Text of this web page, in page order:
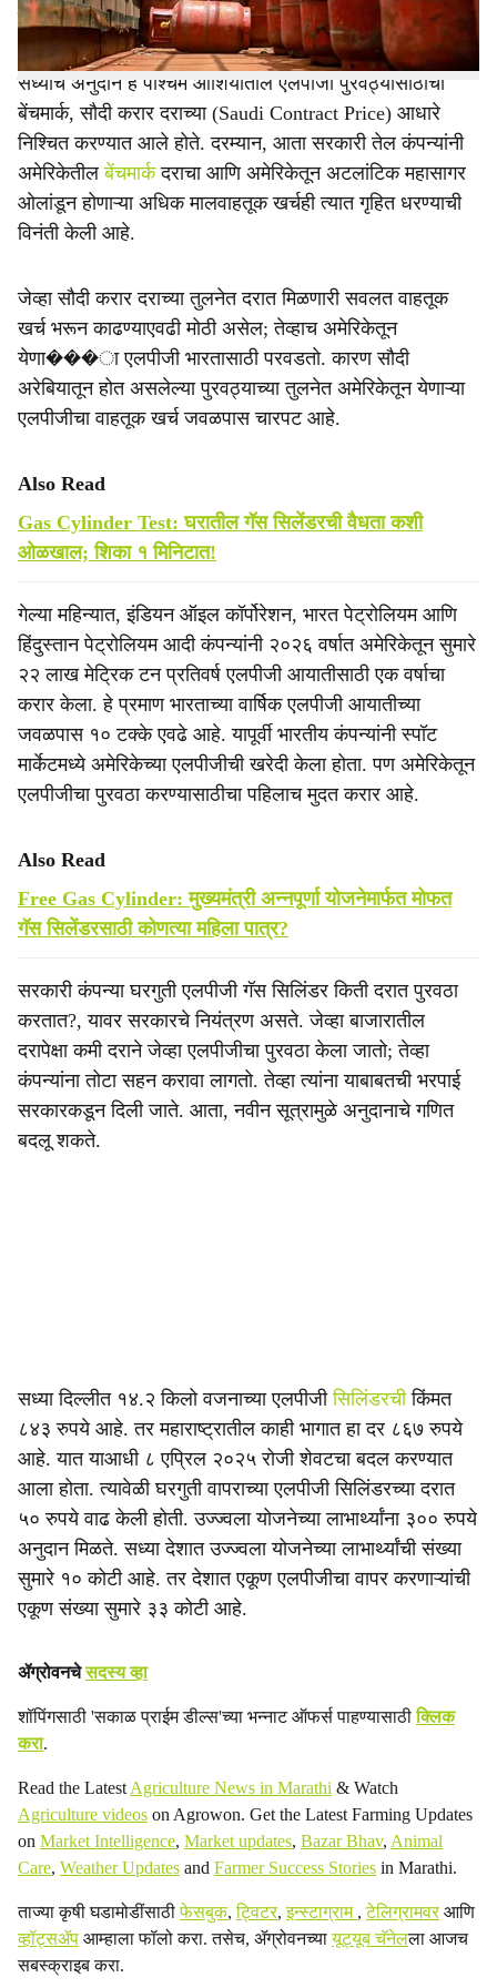
बदल करण्याचा विचार करत असल्याचे समजते.
सध्याचे अनुदान हे पश्चिम आशियातील एलपीजी पुरवठ्यासाठीचा
बेंचमार्क, सौदी करार दराच्या (Saudi Contract Price) आधारे
निश्चित करण्यात आले होते. दरम्यान, आता सरकारी तेल कंपन्यांनी
अमेरिकेतीलबेंचमार्कदराचा आणि अमेरिकेतून अटलांटिक महासागर
ओलांडून होणाऱ्या अधिक मालवाहतूक खर्चही त्यात गृहित धरण्याची
विनंती केली आहे.
जेव्हा सौदी करार दराच्या तुलनेत दरात मिळणारी सवलत वाहतूक
खर्च भरून काढण्याएवढी मोठी असेल; तेव्हाच अमेरिकेतून
येणा���ा एलपीजी भारतासाठी परवडतो. कारण सौदी
अरेबियातून होत असलेल्या पुरवठ्याच्या तुलनेत अमेरिकेतून येणाऱ्या
एलपीजीचा वाहतूक खर्च जवळपास चारपट आहे.
Also Read
Gas Cylinder Test: घरातील गॅस सिलेंडरची वैधता कशी
ओळखाल; शिका १ मिनिटात!
गेल्या महिन्यात, इंडियन ऑइल कॉर्पोरेशन, भारत पेट्रोलियम आणि
हिंदुस्तान पेट्रोलियम आदी कंपन्यांनी २०२६ वर्षात अमेरिकेतून सुमारे
२२ लाख मेट्रिक टन प्रतिवर्ष एलपीजी आयातीसाठी एक वर्षाचा
करार केला. हे प्रमाण भारताच्या वार्षिक एलपीजी आयातीच्या
जवळपास १० टक्के एवढे आहे. यापूर्वी भारतीय कंपन्यांनी स्पॉट
मार्केटमध्ये अमेरिकेच्या एलपीजीची खरेदी केला होता. पण अमेरिकेतून
एलपीजीचा पुरवठा करण्यासाठीचा पहिलाच मुदत करार आहे.
Also Read
Free Gas Cylinder: मुख्यमंत्री अन्नपूर्णा योजनेमार्फत मोफत
गॅस सिलेंडरसाठी कोणत्या महिला पात्र?
सरकारी कंपन्या घरगुती एलपीजी गॅस सिलिंडर किती दरात पुरवठा
करतात?, यावर सरकारचे नियंत्रण असते. जेव्हा बाजारातील
दरापेक्षा कमी दराने जेव्हा एलपीजीचा पुरवठा केला जातो; तेव्हा
कंपन्यांना तोटा सहन करावा लागतो. तेव्हा त्यांना याबाबतची भरपाई
सरकारकडून दिली जाते. आता, नवीन सूत्रामुळे अनुदानाचे गणित
बदलू शकते.
सध्या दिल्लीत १४.२ किलो वजनाच्या एलपीजीसिलिंडरचीकिंमत
८४३ रुपये आहे. तर महाराष्ट्रातील काही भागात हा दर ८६७ रुपये
आहे. यात याआधी ८ एप्रिल २०२५ रोजी शेवटचा बदल करण्यात
आला होता. त्यावेळी घरगुती वापराच्या एलपीजी सिलिंडरच्या दरात
५० रुपये वाढ केली होती. उज्ज्वला योजनेच्या लाभार्थ्यांना ३०० रुपये
अनुदान मिळते. सध्या देशात उज्ज्वला योजनेच्या लाभार्थ्यांची संख्या
सुमारे १० कोटी आहे. तर देशात एकूण एलपीजीचा वापर करणाऱ्यांची
एकूण संख्या सुमारे ३३ कोटी आहे.
ॲग्रोवनचेसदस्य व्हा
शॉपिंगसाठी 'सकाळ प्राईम डील्स'च्या भन्नाट ऑफर्स पाहण्यासाठीक्लिक
करा.
Read the Latest Agriculture News in Marathi & Watch
Agriculture videos on Agrowon. Get the Latest Farming Updates
on Market Intelligence, Market updates, Bazar Bhav, Animal
Care, Weather Updates and Farmer Success Stories in Marathi.
ताज्या कृषी घडामोडींसाठीफेसबुक,ट्विटर,इन्स्टाग्राम ,टेलिग्रामवरआणि
व्हॉट्सॲप आम्हाला फॉलो करा. तसेच, ॲग्रोवनच्यायूट्यूब चॅनेलला आजच
सबस्क्राइब करा.